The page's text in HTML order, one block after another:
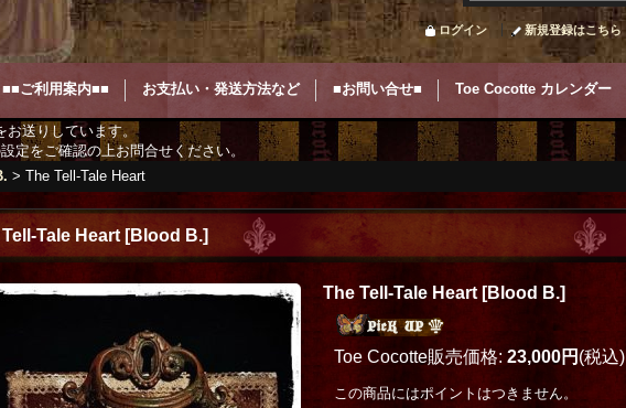
ログイン 新規登録はこちら
■■ご利用案内■■ お支払い・発送方法など ■お問い合せ■ Toe Cocotte カレンダー
お送りしています。
定をご確認の上お問合せください。
> The Tell-Tale Heart
Tale Heart [Blood B.]
The Tell-Tale Heart [Blood B.]
Toe Cocotte販売価格: 23,000円 (税込)
この商品にはポイントはつきません。